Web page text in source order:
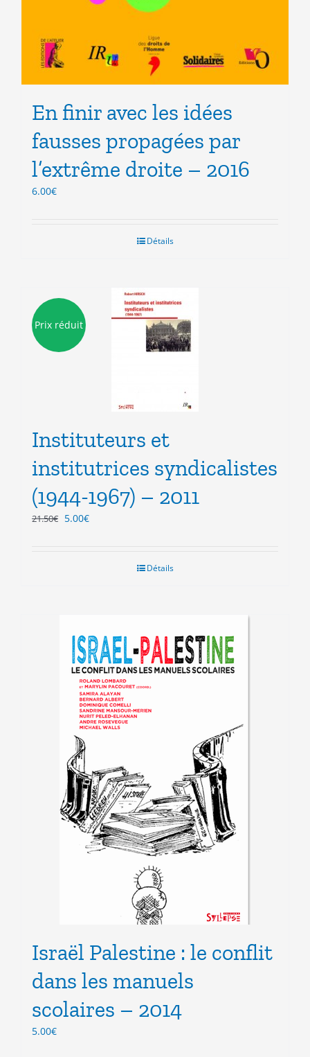
En finir avec les idées
fausses propagées par
l’extrême droite – 2016
6.00€
Détails
Prix réduit
Instituteurs et
institutrices syndicalistes
(1944-1967) – 2011
21.50€ Le
5.00€Le
Détails
Israël Palestine : le conflit
dans les manuels
scolaires – 2014
5.00€